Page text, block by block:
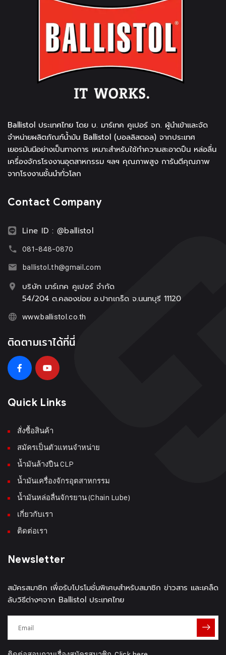
Ballistol ประเทศไทย โดย บ. มาร์เทค คูเปอร์ จก. ผู้นำเข้าและจัด
จำหน่ายผลิตภัณฑ์น้ำมัน Ballistol (บอลลิสตอล) จากประเทศ
เยอรมันนีอย่างเป็นทางการ เหมาะสำหรับใช้ทำความสะอาดปืน หล่อลื่น
เครื่องจักรโรงงานอุตสาหกรรม ฯลฯ คุณภาพสูง การันตีคุณภาพ
จากโรงงานชั้นนำทั่วโลก
Contact Company
Line ID : @ballistol
081-848-0870
ballistol.th@gmail.com
บริษัท มาร์เทค คูเปอร์ จำกัด
54/204 ต.คลองข่อย อ.ปากเกร็ด จ.นนทบุรี 11120
www.ballistol.co.th
ติดตามเราได้ที่นี่
Quick Links
สั่งซื้อสินค้า
สมัครเป็นตัวแทนจำหน่าย
น้ำมันล้างปืน CLP
น้ำมันเครื่องจักรอุตสาหกรรม
น้ำมันหล่อลื่นจักรยาน (Chain Lube)
เกี่ยวกับเรา
ติดต่อเรา
Newsletter
สมัครสมาชิก เพื่อรับโปรโมชั่นพิเศษสำหรับสมาชิก ข่าวสาร และเคล็ด
ลับวิธีต่างๆจาก Ballistol ประเทศไทย